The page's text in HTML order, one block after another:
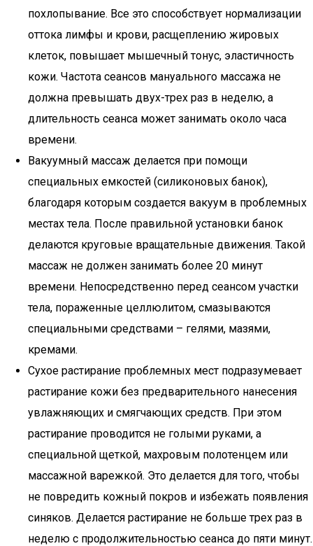
похлопывание. Все это способствует нормализации
оттока лимфы и крови, расщеплению жировых
клеток, повышает мышечный тонус, эластичность
кожи. Частота сеансов мануального массажа не
должна превышать двух-трех раз в неделю, а
длительность сеанса может занимать около часа
времени.
Вакуумный массаж делается при помощи
специальных емкостей (силиконовых банок),
благодаря которым создается вакуум в проблемных
местах тела. После правильной установки банок
делаются круговые вращательные движения. Такой
массаж не должен занимать более 20 минут
времени. Непосредственно перед сеансом участки
тела, пораженные целлюлитом, смазываются
специальными средствами – гелями, мазями,
кремами.
Сухое растирание проблемных мест подразумевает
растирание кожи без предварительного нанесения
увлажняющих и смягчающих средств. При этом
растирание проводится не голыми руками, а
специальной щеткой, махровым полотенцем или
массажной варежкой. Это делается для того, чтобы
не повредить кожный покров и избежать появления
синяков. Делается растирание не больше трех раз в
неделю с продолжительностью сеанса до пяти минут.